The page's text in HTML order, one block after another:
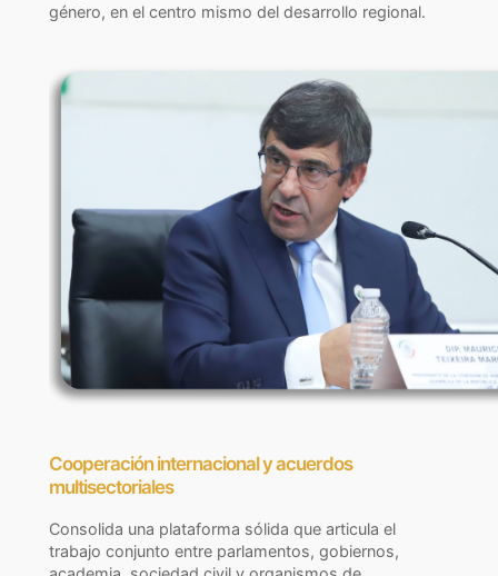
género, en el centro mismo del desarrollo regional.
Cooperación internacional y acuerdos
multisectoriales
Consolida una plataforma sólida que articula el
trabajo conjunto entre parlamentos, gobiernos,